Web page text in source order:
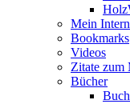
Mein
Bookmarks
Videos
Zitate zum
Bücher